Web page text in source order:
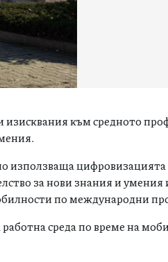
към средното
използваща
за нови знания и
по международни
работна среда по време на